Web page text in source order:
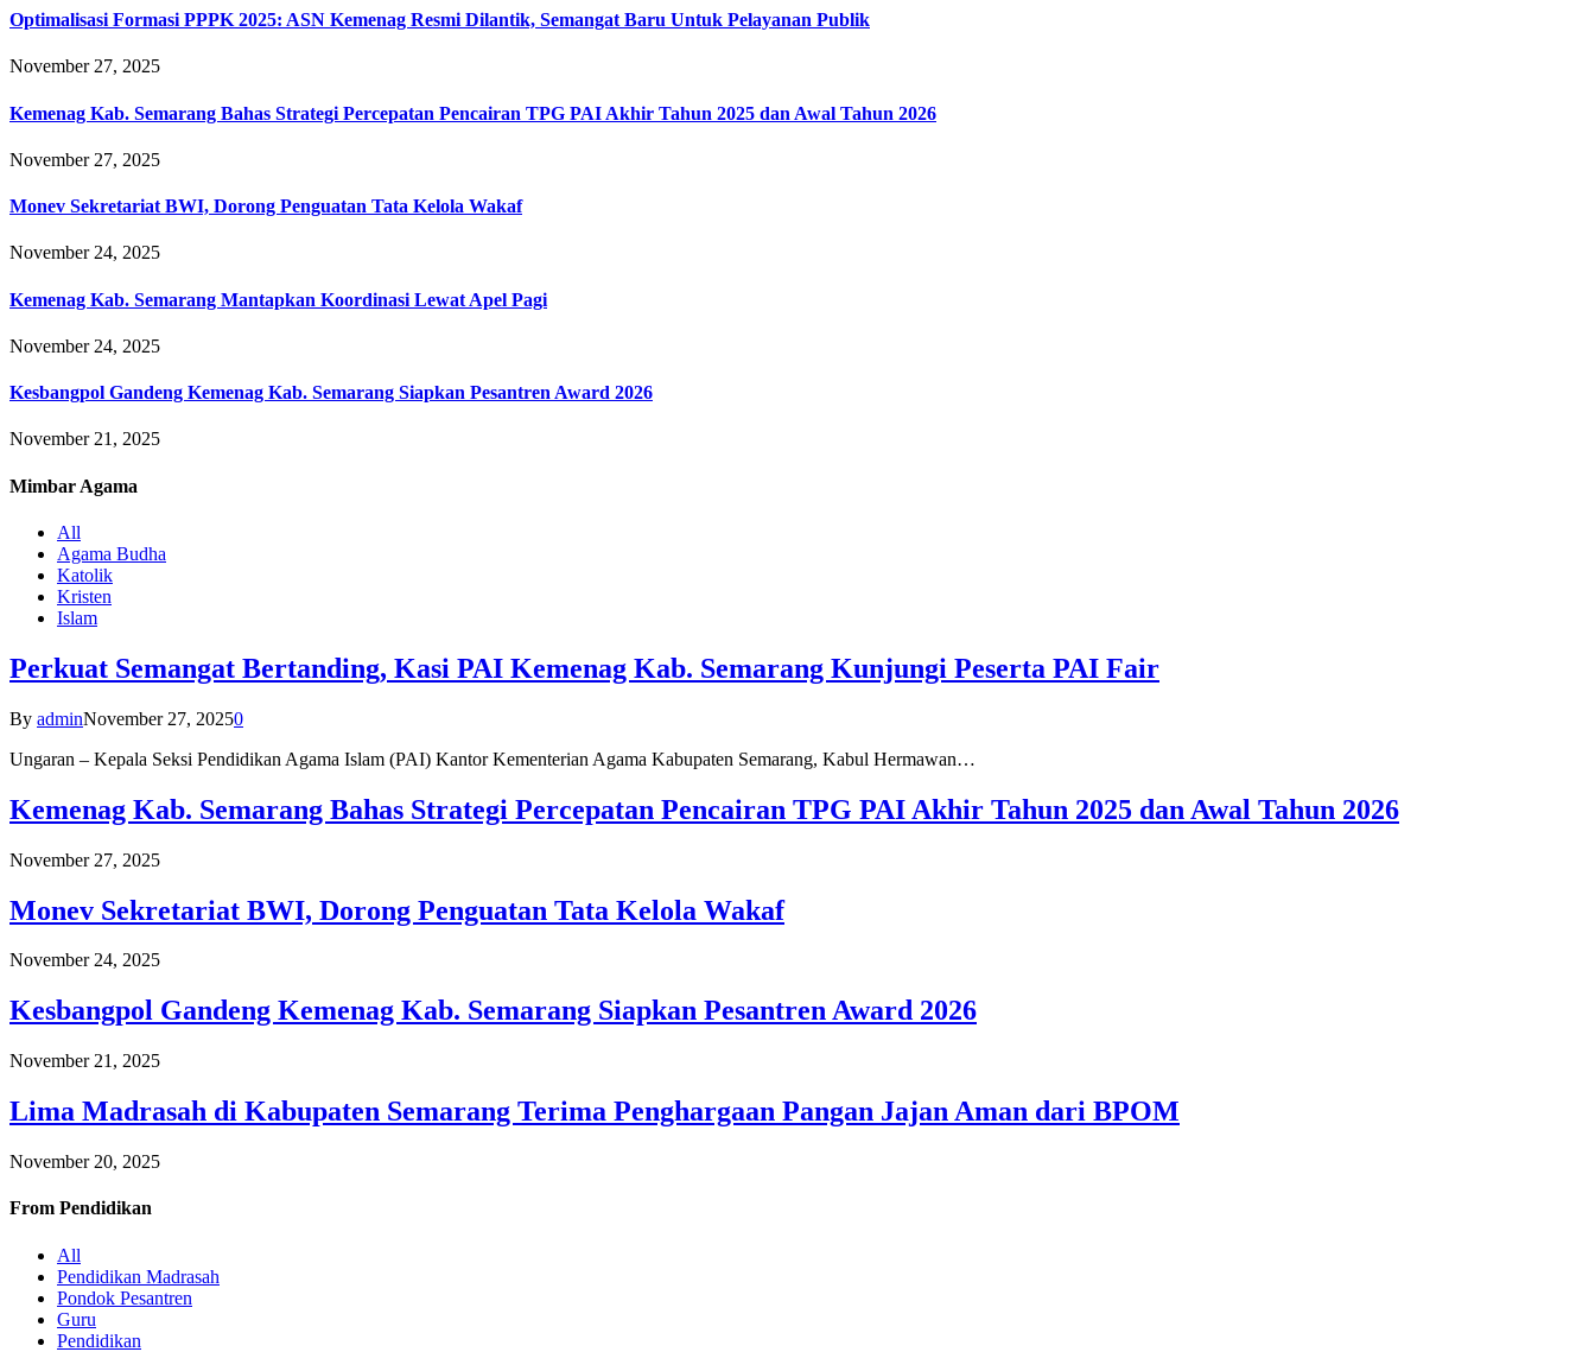
Optimalisasi Formasi PPPK 2025: ASN Kemenag Resmi Dilantik, Semangat Baru Untuk Pelayanan Publik
November 27, 2025
Kemenag Kab. Semarang Bahas Strategi Percepatan Pencairan TPG PAI Akhir Tahun 2025 dan Awal Tahun 2026
November 27, 2025
Monev Sekretariat BWI, Dorong Penguatan Tata Kelola Wakaf
November 24, 2025
Kemenag Kab. Semarang Mantapkan Koordinasi Lewat Apel Pagi
November 24, 2025
Kesbangpol Gandeng Kemenag Kab. Semarang Siapkan Pesantren Award 2026
November 21, 2025
Mimbar Agama
All
Agama Budha
Katolik
Kristen
Islam
Perkuat Semangat Bertanding, Kasi PAI Kemenag Kab. Semarang Kunjungi Peserta PAI Fair
By adminNovember 27, 20250
Ungaran – Kepala Seksi Pendidikan Agama Islam (PAI) Kantor Kementerian Agama Kabupaten Semarang, Kabul Hermawan…
Kemenag Kab. Semarang Bahas Strategi Percepatan Pencairan TPG PAI Akhir Tahun 2025 dan Awal Tahun 2026
November 27, 2025
Monev Sekretariat BWI, Dorong Penguatan Tata Kelola Wakaf
November 24, 2025
Kesbangpol Gandeng Kemenag Kab. Semarang Siapkan Pesantren Award 2026
November 21, 2025
Lima Madrasah di Kabupaten Semarang Terima Penghargaan Pangan Jajan Aman dari BPOM
November 20, 2025
From Pendidikan
All
Pendidikan Madrasah
Pondok Pesantren
Guru
Pendidikan